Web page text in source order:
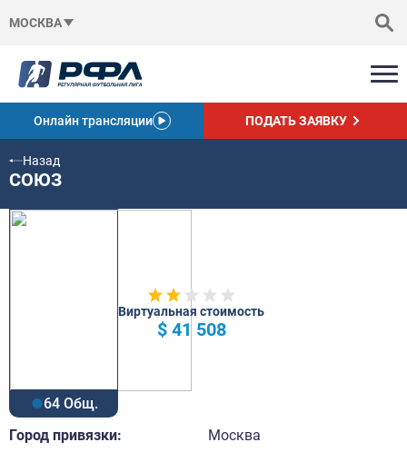
МОСКВА
Онлайн трансляции ПОДАТЬ ЗАЯВКУ
Назад
СОЮЗ
64 Общ.
Виртуальная стоимость
$ 41 508
Город привязки: Москва